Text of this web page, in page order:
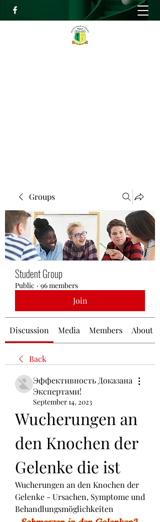
Groups
Student Group
Public · 96 members
Join
Discussion Media Members About
Back
Эффективность Доказана
Экспертами!
September 14, 2023
Wucherungen an
den Knochen der
Gelenke die ist
Wucherungen an den Knochen der
Gelenke - Ursachen, Symptome und
Behandlungsmöglichkeiten